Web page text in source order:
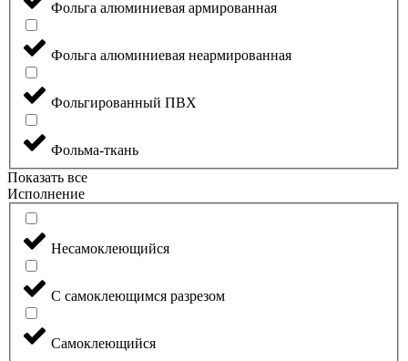
Фольга алюминиевая армированная
Фольга алюминиевая неармированная
Фольгированный ПВХ
Фольма-ткань
Показать все
Исполнение
Несамоклеющийся
С самоклеющимся разрезом
Самоклеющийся